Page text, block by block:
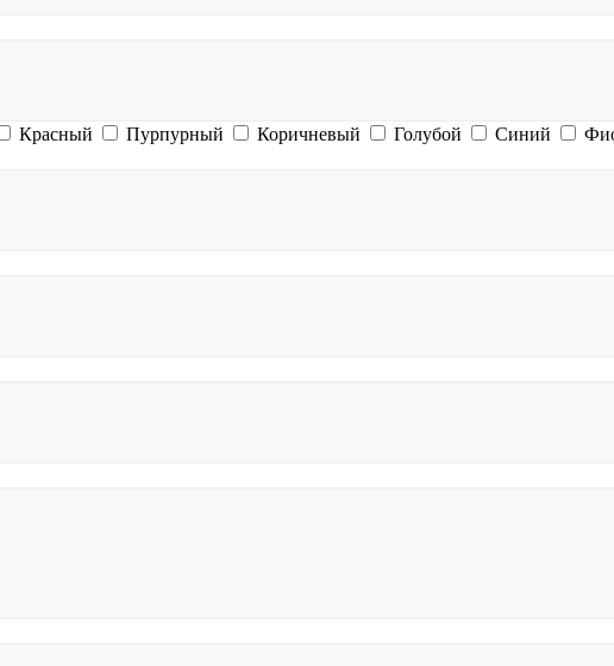
Красный Пурпурный Коричневый Голубой Синий